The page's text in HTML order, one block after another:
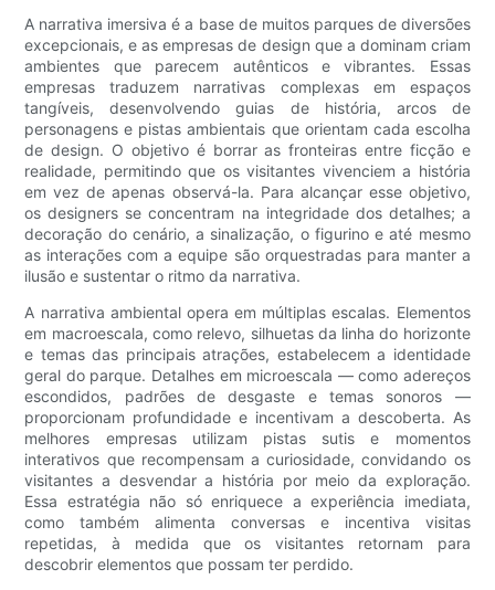
A narrativa imersiva é a base de muitos parques de diversões
excepcionais, e as empresas de design que a dominam criam
ambientes que parecem autênticos e vibrantes. Essas
empresas traduzem narrativas complexas em espaços
tangíveis, desenvolvendo guias de história, arcos de
personagens e pistas ambientais que orientam cada escolha
de design. O objetivo é borrar as fronteiras entre ficção e
realidade, permitindo que os visitantes vivenciem a história
em vez de apenas observá-la. Para alcançar esse objetivo,
os designers se concentram na integridade dos detalhes; a
decoração do cenário, a sinalização, o figurino e até mesmo
as interações com a equipe são orquestradas para manter a
ilusão e sustentar o ritmo da narrativa.
A narrativa ambiental opera em múltiplas escalas. Elementos
em macroescala, como relevo, silhuetas da linha do horizonte
e temas das principais atrações, estabelecem a identidade
geral do parque. Detalhes em microescala — como adereços
escondidos, padrões de desgaste e temas sonoros —
proporcionam profundidade e incentivam a descoberta. As
melhores empresas utilizam pistas sutis e momentos
interativos que recompensam a curiosidade, convidando os
visitantes a desvendar a história por meio da exploração.
Essa estratégia não só enriquece a experiência imediata,
como também alimenta conversas e incentiva visitas
repetidas, à medida que os visitantes retornam para
descobrir elementos que possam ter perdido.